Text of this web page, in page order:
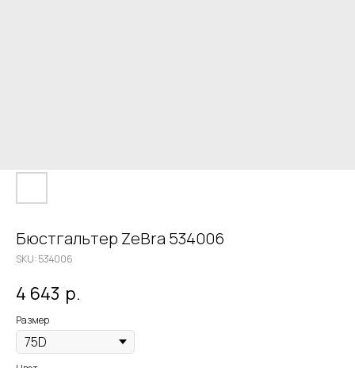
Бюстгальтер ZeBra 534006
SKU: 534006
4 643 р.
Размер